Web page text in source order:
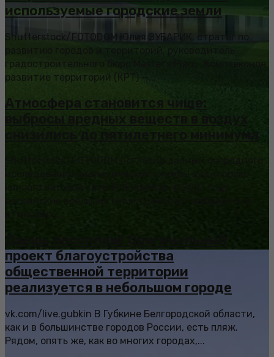
используемые городские земли
Shutterstock/FOTODOM Юлия ЗУБАРИК, стратег по
развитию городов и территорий, руководитель
градостроительного бюро Master’s Plan: Комплексное
развитие территорий (КРТ) —...
Атмосфера становится чище:
выбросы вредных веществ в воздух
снизились до пятилетнего минимума
проект благоустройства
общественной территории
реализуется в небольшом городе
vk.com/live.gubkin В Губкине Белгородской области,
как и в большинстве городов России, есть пляж.
Рядом, опять же, как во многих городах,...